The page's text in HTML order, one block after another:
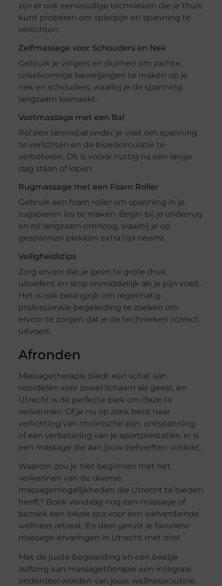
zijn er ook eenvoudige technieken die je thuis
kunt proberen om spierpijn en spanning te
verlichten.
Zelfmassage voor Schouders en Nek
Gebruik je vingers en duimen om zachte,
cirkelvormige bewegingen te maken op je
nek en schouders, waarbij je de spanning
langzaam losmaakt.
Voetmassage met een Bal
Rol een tennisbal onder je voet om spanning
te verlichten en de bloedcirculatie te
verbeteren. Dit is vooral nuttig na een lange
dag staan of lopen.
Rugmassage met een Foam Roller
Gebruik een foam roller om spanning in je
rugspieren los te maken. Begin bij je onderrug
en rol langzaam omhoog, waarbij je op
gespannen plekken extra tijd neemt.
Veiligheidstips
Zorg ervoor dat je geen te grote druk
uitoefent en stop onmiddellijk als je pijn voelt.
Het is ook belangrijk om regelmatig
professionele begeleiding te zoeken om
ervoor te zorgen dat je de technieken correct
uitvoert.
Afronden
Massagetherapie biedt een schat aan
voordelen voor zowel lichaam als geest, en
Utrecht is de perfecte plek om deze te
verkennen. Of je nu op zoek bent naar
verlichting van chronische pijn, ontspanning
of een verbetering van je sportprestaties, er is
een massage die aan jouw behoeften voldoet.
Waarom zou je niet beginnen met het
verkennen van de diverse
massagemogelijkheden die Utrecht te bieden
heeft? Boek vandaag nog een massage of
bezoek een lokale spa voor een welverdiende
wellness retreat. En deel gerust je favoriete
massage-ervaringen in Utrecht met ons!
Met de juiste begeleiding en een beetje
zelfzorg kan massagetherapie een integraal
onderdeel worden van jouw wellnessroutine.